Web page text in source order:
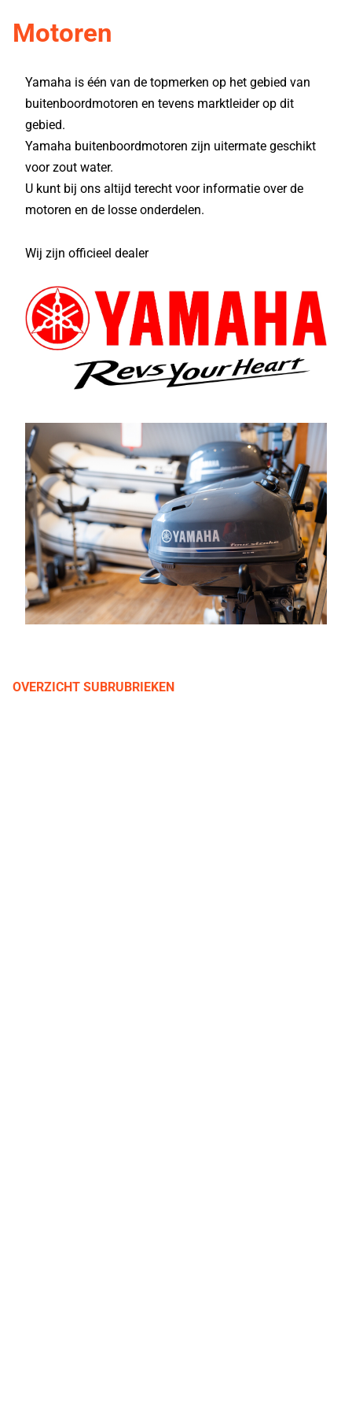
Motoren
Yamaha is één van de topmerken op het gebied van
buitenboordmotoren en tevens marktleider op dit
gebied.
Yamaha buitenboordmotoren zijn uitermate geschikt
voor zout water.
U kunt bij ons altijd terecht voor informatie over de
motoren en de losse onderdelen.
Wij zijn officieel dealer
OVERZICHT SUBRUBRIEKEN